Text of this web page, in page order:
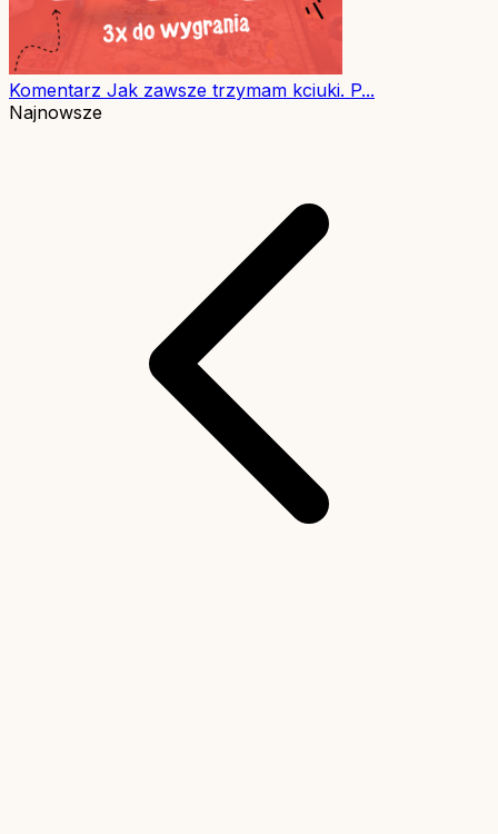
Komentarz Jak zawsze trzymam kciuki. P...
Najnowsze